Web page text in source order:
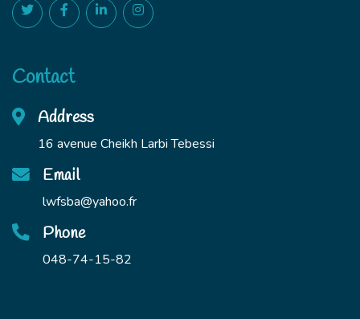
Contact
Address
16 avenue Cheikh Larbi Tebessi
Email
lwfsba@yahoo.fr
Phone
048-74-15-82